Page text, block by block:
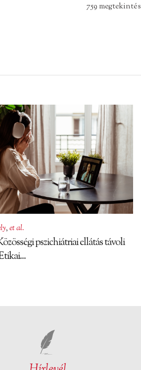
759 megtekintés
,et al.
pszichiátriai ellátás távoli